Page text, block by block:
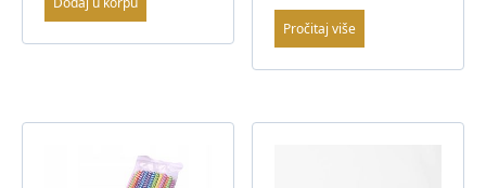
Pročitaj više